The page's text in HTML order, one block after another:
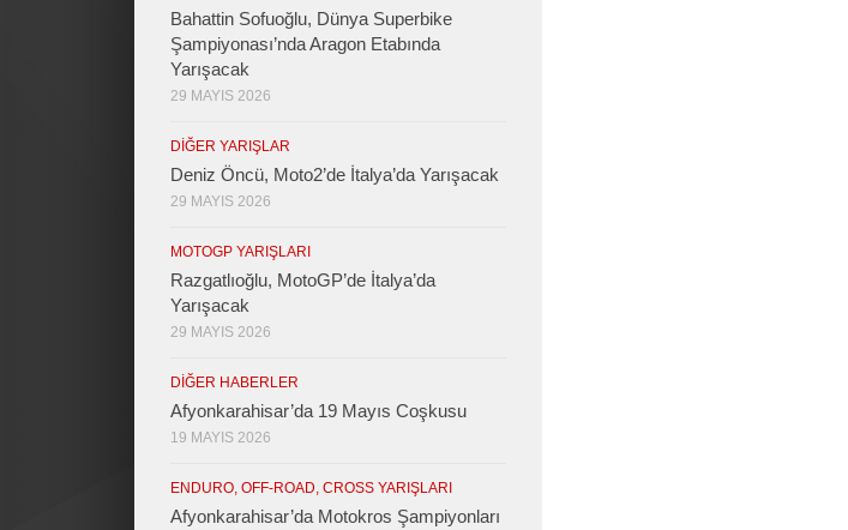
Bahattin Sofuoğlu, Dünya Superbike
Şampiyonası’nda Aragon Etabında
Yarışacak
29 MAYIS 2026
DIĞER YARIŞLAR
Deniz Öncü, Moto2’de İtalya’da Yarışacak
29 MAYIS 2026
MOTOGP YARIŞLARI
Razgatlıoğlu, MotoGP’de İtalya’da
Yarışacak
29 MAYIS 2026
DIĞER HABERLER
Afyonkarahisar’da 19 Mayıs Coşkusu
19 MAYIS 2026
ENDURO, OFF-ROAD, CROSS YARIŞLARI
Afyonkarahisar’da Motokros Şampiyonları